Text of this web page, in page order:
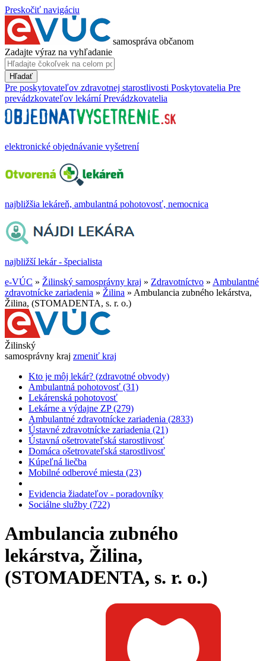
Preskočiť navigáciu
samospráva občanom
Zadajte výraz na vyhľadanie
Hľadať
Pre poskytovateľov zdravotnej starostlivosti Poskytovatelia Pre
prevádzkovateľov lekární Prevádzkovatelia
elektronické objednávanie vyšetrení
najbližšia lekáreň, ambulantná pohotovosť, nemocnica
najbližší lekár - špecialista
e-VÚC » Žilinský samosprávny kraj » Zdravotníctvo » Ambulantné
zdravotnícke zariadenia » Žilina » Ambulancia zubného lekárstva,
Žilina, (STOMADENTA, s. r. o.)
Žilinský
samosprávny kraj zmeniť kraj
Kto je môj lekár? (zdravotné obvody)
Ambulantná pohotovosť (31)
Lekárenská pohotovosť
Lekárne a výdajne ZP (279)
Ambulantné zdravotnícke zariadenia (2833)
Ústavné zdravotnícke zariadenia (21)
Ústavná ošetrovateľská starostlivosť
Domáca ošetrovateľská starostlivosť
Kúpeľná liečba
Mobilné odberové miesta (23)
Evidencia žiadateľov - poradovníky
Sociálne služby (722)
Ambulancia zubného
lekárstva, Žilina,
(STOMADENTA, s. r. o.)